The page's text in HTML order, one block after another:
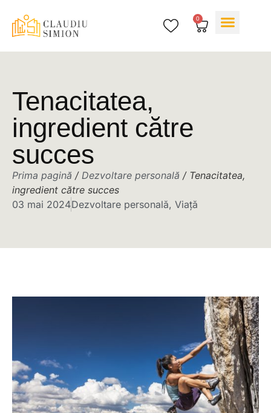
0
Tenacitatea,
ingredient către
succes
Prima pagină / Dezvoltare personală / Tenacitatea,
ingredient către succes
03 mai 2024Dezvoltare personală, Viață